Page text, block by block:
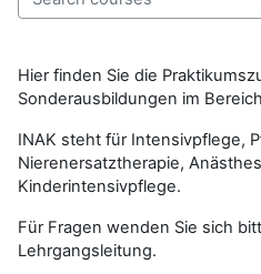
Hier finden Sie die
Sonderausbildungen im
INAK steht für Intensivpflege,
Nierenersatztherapie,
Kinderintensivpflege.
Für Fragen wenden Sie sich
Lehrgangsleitung.